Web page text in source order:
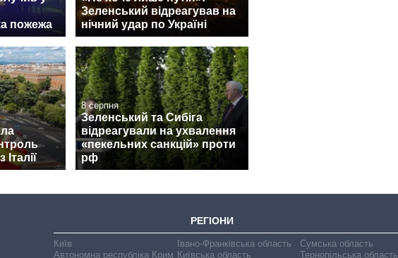
пожежа
Зеленський відреагував на
нічний удар по Україні
8 серпня
Зеленський та Сибіга
відреагували на ухвалення
«пекельних санкцій» проти
рф
РЕГІОНИ
Київ
Автономна республіка Крим
Івано-Франківська область
Київська область
Сумська область
Тернопільська область